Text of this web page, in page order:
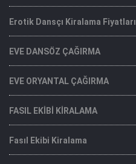
Erotik Dansçı Kiralama Fiyatları
EVE DANSÖZ ÇAĞIRMA
EVE ORYANTAL ÇAĞIRMA
FASIL EKİBİ KİRALAMA
Fasıl Ekibi Kiralama